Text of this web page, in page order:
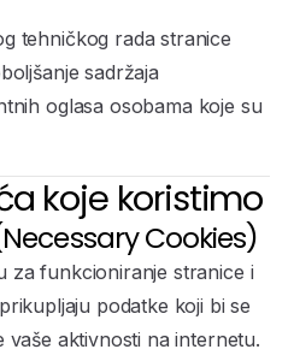
tehničkog rada stranice
sadržaja
oglasa osobama koje su
koje koristimo
Cookies)
za funkcioniranje stranice i
podatke koji bi se
vaše aktivnosti na internetu.